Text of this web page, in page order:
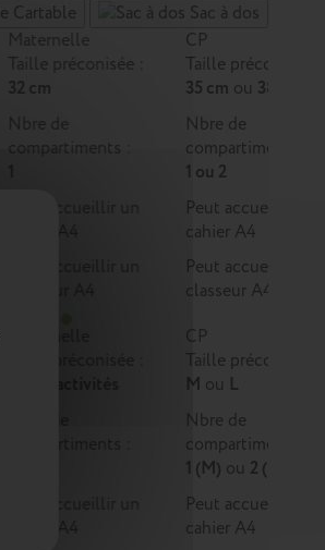
Cartable
Sac à dos
Maternelle
Taille préconisée :
32 cm
Nbre de
compartiments :
CP
Taille préconisée :
35 cm ou 38 cm
Nbre de
compartiments :
1 ou 2
Peut accueillir un
cahier A4
Peut accueillir un
classeur A4
CP
Taille préconisée :
M ou L
Nbre de
compartiments :
1 (M) ou 2 (L)
Peut accueillir un
cahier A4